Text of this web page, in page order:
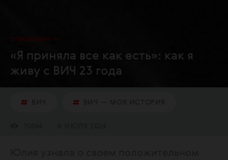
эпидемия
«Я приняла все как есть»: как я
живу с ВИЧ 23 года